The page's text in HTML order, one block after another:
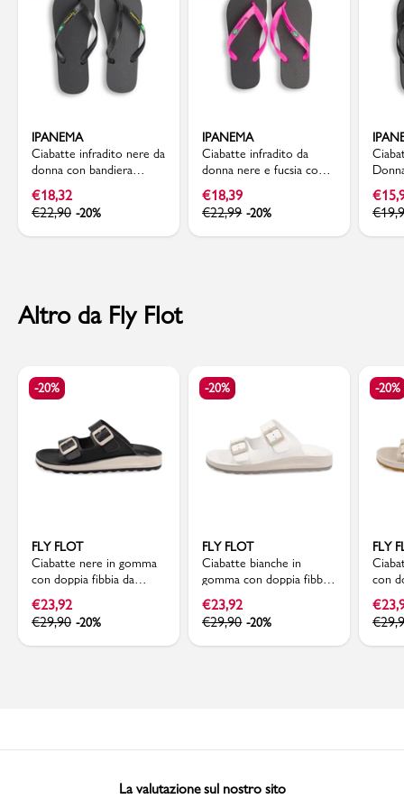
IPANEMA
Ciabatte infradito nere da
donna con bandiera
brasile Ipanema Clas Brasil
II
€18,32
€22,90 -20%
IPANEMA
Ciabatte infradito da
donna nere e fucsia con
bandiera brasile Ipanema
Clas Brasil II
€18,39
€22,99 -20%
€
€
Altro da Fly Flot
-20%
FLY FLOT
Ciabatte nere in gomma
con doppia fibbia da
Donna Fly Flot
€23,92
€29,90 -20%
-20%
FLY FLOT
Ciabatte bianche in
gomma con doppia fibbia
da Donna Fly Flot
€23,92
€29,90 -20%
-20%
FLY
con
€
€
La valutazione sul nostro sito